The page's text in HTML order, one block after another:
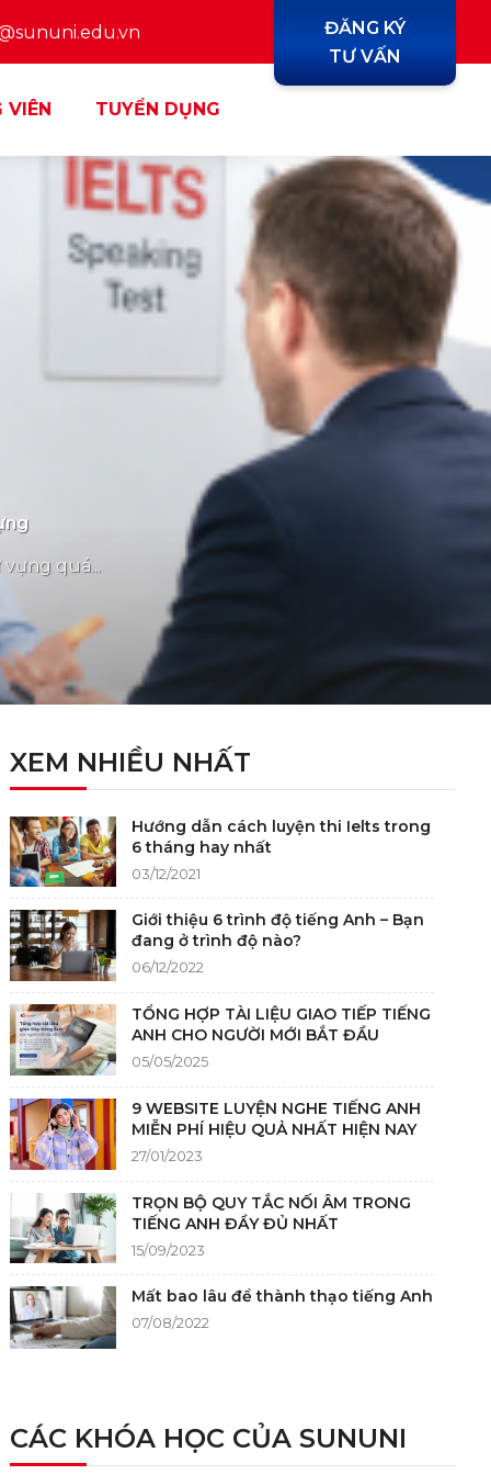
ĐĂNG KÝ
TƯ VẤN
VIÊN TUYỂN DỤNG
quá...
XEM NHIỀU NHẤT
Hướng dẫn cách luyện thi Ielts trong
6 tháng hay nhất
03/12/2021
Giới thiệu 6 trình độ tiếng Anh – Bạn
đang ở trình độ nào?
06/12/2022
TỔNG HỢP TÀI LIỆU GIAO TIẾP TIẾNG
ANH CHO NGƯỜI MỚI BẮT ĐẦU
05/05/2025
9 WEBSITE LUYỆN NGHE TIẾNG ANH
MIỄN PHÍ HIỆU QUẢ NHẤT HIỆN NAY
27/01/2023
TRỌN BỘ QUY TẮC NỐI ÂM TRONG
TIẾNG ANH ĐẦY ĐỦ NHẤT
15/09/2023
Mất bao lâu để thành thạo tiếng Anh
07/08/2022
CÁC KHÓA HỌC CỦA SUNUNI